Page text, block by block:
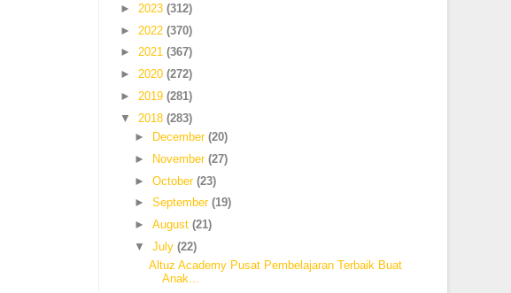
► 2023(312)
► 2022(370)
►2021(367)
►2020(272)
► 2019(281)
▼ 2018(283)
►
December (20)
►
November (27)
► October (23)
► September (19)
► August (21)
▼ July (22)
Altuz Academy Pusat Pembelajaran Terbaik Buat
Anak...